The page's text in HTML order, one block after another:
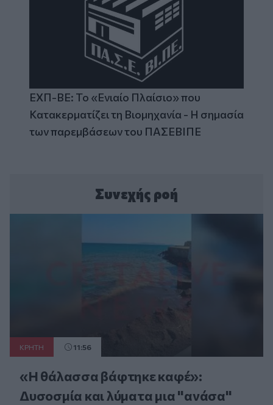
ΕΧΠ-ΒΕ: Το «Ενιαίο Πλαίσιο» που
Κατακερματίζει τη Βιομηχανία - Η σημασία
των παρεμβάσεων του ΠΑΣΕΒΙΠΕ
Συνεχής ροή
ΚΡΗΤΗ 11:56
«Η θάλασσα βάφτηκε καφέ»:
Δυσοσμία και λύματα μια "ανάσα"